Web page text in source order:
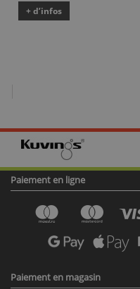
+ d’infos
Paiement en ligne
Paiement en magasin